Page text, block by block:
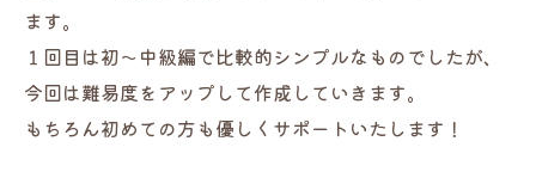
ます。
１回目は初～中級編で比較的シンプルなものでしたが、
今回は難易度をアップして作成していきます。
もちろん初めての方も優しくサポートいたします！